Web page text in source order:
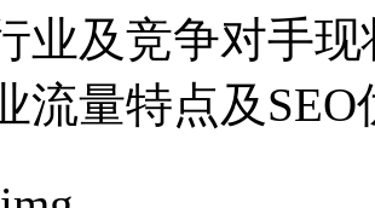
业及竞争对手
流量特点及